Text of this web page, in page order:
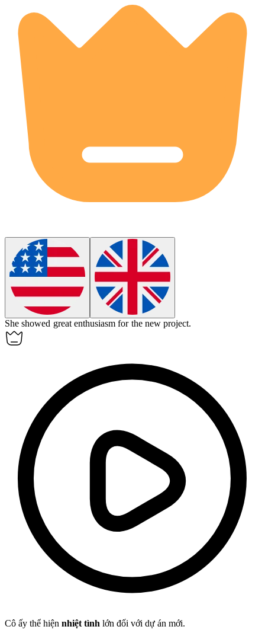
She showed great enthusiasm for the new project.
Cô ấy thể hiện nhiệt tình lớn đối với dự án mới.